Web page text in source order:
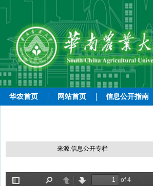
华农首页 网站首页 信息公开指南
来源:信息公开专栏